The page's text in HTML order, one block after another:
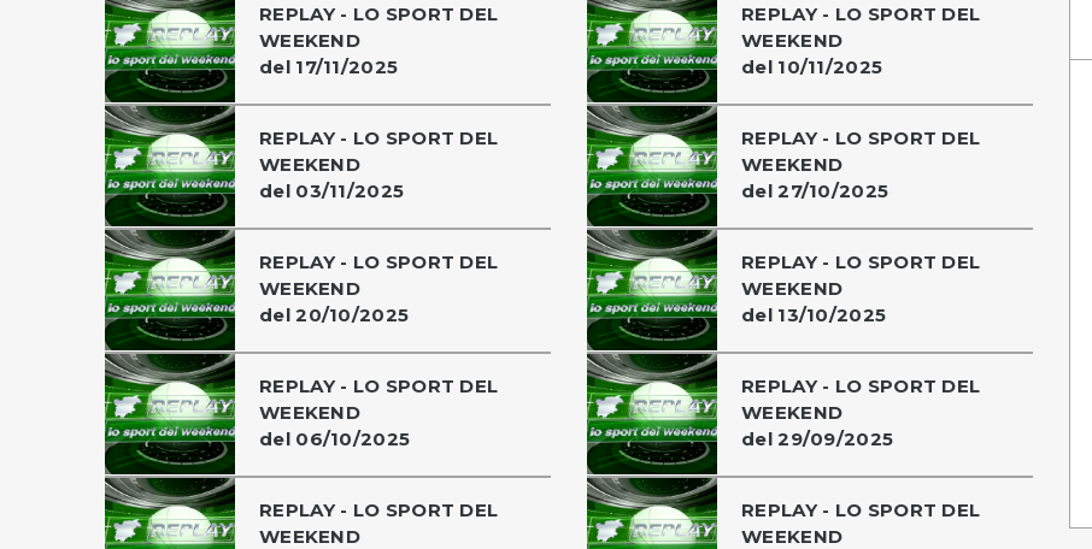
REPLAY - LO SPORT DEL
WEEKEND
del 17/11/2025
REPLAY - LO SPORT DEL
WEEKEND
del 10/11/2025
REPLAY - LO SPORT DEL
WEEKEND
del 03/11/2025
REPLAY - LO SPORT DEL
WEEKEND
del 27/10/2025
REPLAY - LO SPORT DEL
WEEKEND
del 20/10/2025
REPLAY - LO SPORT DEL
WEEKEND
del 13/10/2025
REPLAY - LO SPORT DEL
WEEKEND
del 06/10/2025
REPLAY - LO SPORT DEL
WEEKEND
del 29/09/2025
REPLAY - LO SPORT DEL
WEEKEND
REPLAY - LO SPORT DEL
WEEKEND